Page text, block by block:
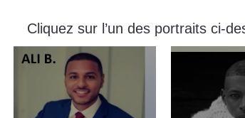
Cliquez sur l’un des portraits ci-